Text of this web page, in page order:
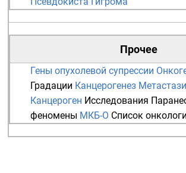
Прочее
Гены опухолевой супрессии
Градации Канцерогенез
Канцероген Исследования
феномены МКБ-О Список